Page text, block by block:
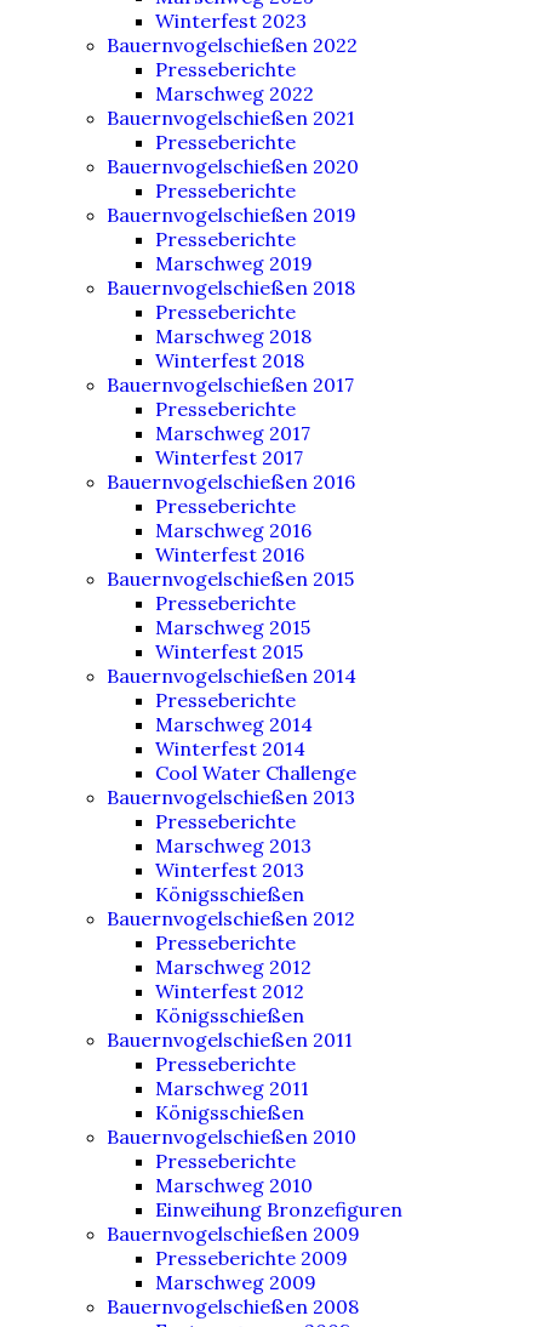
Winterfest 2023
Bauernvogelschießen 2022
Presseberichte
Marschweg 2022
Bauernvogelschießen 2021
Presseberichte
Bauernvogelschießen 2020
Presseberichte
Bauernvogelschießen 2019
Presseberichte
Marschweg 2019
Bauernvogelschießen 2018
Presseberichte
Marschweg 2018
Winterfest 2018
Bauernvogelschießen 2017
Presseberichte
Marschweg 2017
Winterfest 2017
Bauernvogelschießen 2016
Presseberichte
Marschweg 2016
Winterfest 2016
Bauernvogelschießen 2015
Presseberichte
Marschweg 2015
Winterfest 2015
Bauernvogelschießen 2014
Presseberichte
Marschweg 2014
Winterfest 2014
Cool Water Challenge
Bauernvogelschießen 2013
Presseberichte
Marschweg 2013
Winterfest 2013
Königsschießen
Bauernvogelschießen 2012
Presseberichte
Marschweg 2012
Winterfest 2012
Königsschießen
Bauernvogelschießen 2011
Presseberichte
Marschweg 2011
Königsschießen
Bauernvogelschießen 2010
Presseberichte
Marschweg 2010
Einweihung Bronzefiguren
Bauernvogelschießen 2009
Presseberichte 2009
Marschweg 2009
Bauernvogelschießen 2008